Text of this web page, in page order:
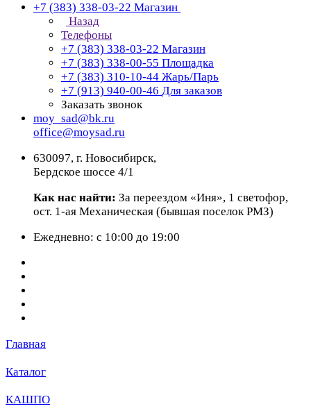
+7 (383) 338-03-22 Магазин
Назад
Телефоны
+7 (383) 338-03-22 Магазин
+7 (383) 338-00-55 Площадка
+7 (383) 310-10-44 Жарь/Парь
+7 (913) 940-00-46 Для заказов
Заказать звонок
moy_sad@bk.ru
office@moysad.ru
630097, г. Новосибирск,
Бердское шоссе 4/1
Как нас найти: За переездом «Иня», 1 светофор,
ост. 1-ая Механическая (бывшая поселок РМЗ)
Ежедневно: с 10:00 до 19:00
Главная
Каталог
КАШПО